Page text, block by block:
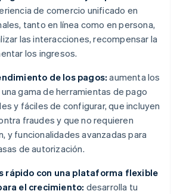
de comercio unificado en
tanto en línea como en persona,
las interacciones, recompensar la
los ingresos.
de los pagos: aumenta los
gama de herramientas de pago
y fáciles de configurar, que incluyen
fraudes y que no requieren
y funcionalidades avanzadas para
de autorización.
rápido con una plataforma flexible
el crecimiento: desarrolla tu